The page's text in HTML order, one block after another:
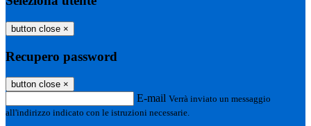
button close ×
Recupero password
button close ×
E-mail Verrà inviato un messaggio
all'indirizzo indicato con le istruzioni necessarie.